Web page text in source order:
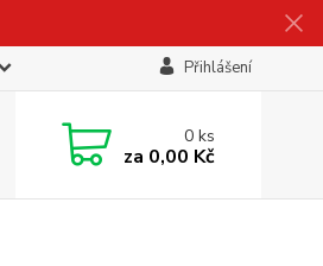
Přihlášení
0ks
za 0,00 Kč